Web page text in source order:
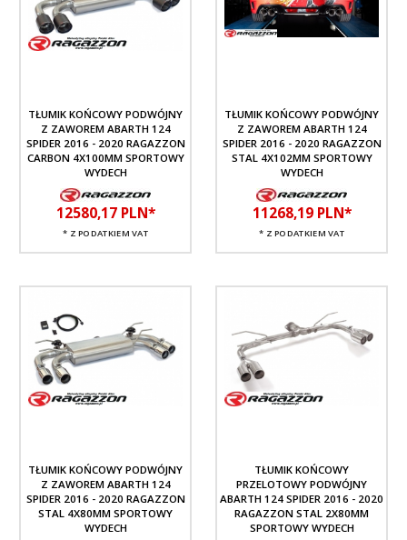
TŁUMIK KOŃCOWY PODWÓJNY
Z ZAWOREM ABARTH 124
SPIDER 2016 - 2020 RAGAZZON
CARBON 4X100MM SPORTOWY
WYDECH
12580,17 PLN*
* Z PODATKIEM VAT
TŁUMIK KOŃCOWY PODWÓJNY
Z ZAWOREM ABARTH 124
SPIDER 2016 - 2020 RAGAZZON
STAL 4X102MM SPORTOWY
WYDECH
11268,19 PLN*
* Z PODATKIEM VAT
TŁUMIK KOŃCOWY PODWÓJNY
Z ZAWOREM ABARTH 124
SPIDER 2016 - 2020 RAGAZZON
STAL 4X80MM SPORTOWY
WYDECH
TŁUMIK KOŃCOWY
PRZELOTOWY PODWÓJNY
ABARTH 124 SPIDER 2016 - 2020
RAGAZZON STAL 2X80MM
SPORTOWY WYDECH